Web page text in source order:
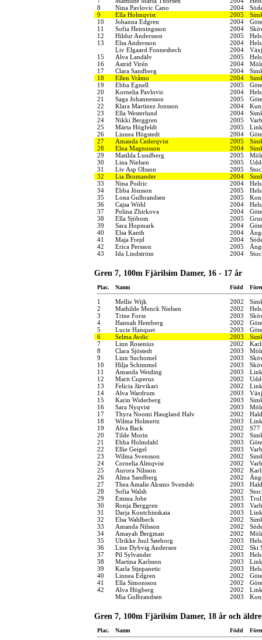
8
Nina Pavlovic Cano 2004
9
Ella Holmqvist 2005
10
Johanna Edgren 2004
11
Sofia Henningsson 2004
12
Hildur Andersson 2005
13
Elsa Andersson 2004
Liv Elgaard Fonnesbech
2004
15
Alva Landälv 2005
16
Astrid Virén 2004
17
Clara Sandberg 2004
18
Ellen Vråmo 2004
19
Ebba Egnell 2005
20
Kornelia Pavlovic 2004
21
Saga Johannesson 2005
22
Klara Martinez Jonsson 2004
23
Ella Westerlund 2004
24
Nikki Berggren 2005
25
Märta Högfeldt 2005
26
Linnea Högstedt 2004
27
Amanda Cederqvist 2005
28
Elna Magnusson 2004
29
Matilda Lundberg 2005
30
Lina Nielsen 2005
31
Liv Asp Olsson 2005
32
Lia Bromander 2004
33
Nina Podric 2004
34
Ebba Jönsson 2005
35
Lona Gulbrandsen 2005
36
Cajsa Wöhl 2004
37
Polina Zhirkova 2004
38
Ella Sjöbom 2005
39
Sara Hopmark 2004
40
Elsa Kanth 2004
41
Maja Frejd 2004
42
Erica Persson 2005
43
Ida Lindström 2004
Gren 7, 100m Fjärilsim Damer, 16 - 17 år
Plac. Namn Född
1 Mellie Wijk 2002
2
Mathilde Menck Nielsen 2002
3
Trine Forss 2003
4
Hannah Hemberg 2002
5
Lucie Hanquet 2003
6
Selma Avdic 2003
7
Linn Rosenius 2002
8
Clara Sjöstedt 2003
9
Linn Suchomel 2003
10
Hilja Schimmel 2003
11
Amanda Weiding 2003
12
Marit Cuperus 2002
13
Felicia Järvikari 2002
14
Alva Wardrum 2003
15
Karin Widerberg 2003
16
Sara Nyqvist 2003
17
Thyra Noomi Haugland Halv 2002
18
Wilma Holmertz 2003
19
Alva Back 2002
S77
20
Tilde Morin 2002
21
Ebba Holmdahl 2003
22
Ellie Geigel 2003
23
Wilma Svensson 2002
24
Cornelia Almqvist 2002
25
Aurora Nilsson 2002
26
Alma Sandberg 2002
27
Thea Amalie Aksmo Svendsb 2003
28
Sofia Walsh 2002
29
Emma Jobe 2003
30
Ronja Berggren 2003
31
Darja Koutchinskaia 2003
32
Elsa Wahlbeck 2002
33
Amanda Nilsson 2002
34
Amayah Bergman 2002
35
Ulrikke Juul Søeborg 2003
36
Line Dybvig Andersen 2002
Ski
37
Pil Sylvander 2003
38
Martina Karlsson 2003
39
Karla Stjepanetic 2003
40
Linnea Edgren 2002
41
Ella Simonsson 2002
42
Alva Högberg 2002
Mia Gulbrandsen
2003
Gren 7, 100m Fjärilsim Damer, 18 år och
Plac. Namn Född